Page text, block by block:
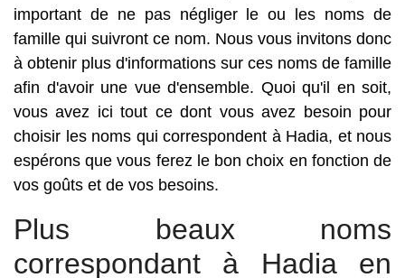
important de ne pas négliger le ou les noms de
famille qui suivront ce nom. Nous vous invitons donc
à obtenir plus d'informations sur ces noms de famille
afin d'avoir une vue d'ensemble. Quoi qu'il en soit,
vous avez ici tout ce dont vous avez besoin pour
choisir les noms qui correspondent à Hadia, et nous
espérons que vous ferez le bon choix en fonction de
vos goûts et de vos besoins.
Plus beaux noms
correspondant à Hadia en